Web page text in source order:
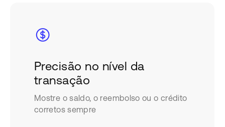
Precisão no nível da
transação
Mostre o saldo, o reembolso ou o crédito
corretos sempre